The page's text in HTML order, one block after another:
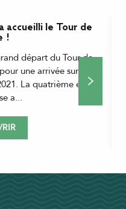
accueilli le Tour de
!
départ du Tour de
une arrivée sur les
La quatrième étape
a...